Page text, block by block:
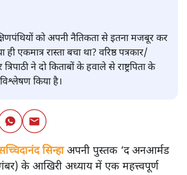
को अपनी नैतिकता से इतना मजबूर कर
ही एकमात्र रास्ता बचा था? वरिष्ठ पत्रकार/
ने दो किताबों के हवाले से राष्ट्रपिता के
किया है।
सिन्हाअपनी पुस्तक ‘द अनआर्मड
के आखिरी अध्याय में एक महत्त्वपूर्ण